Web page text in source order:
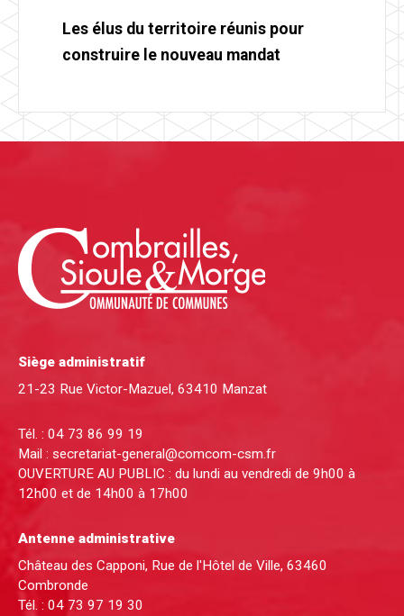
Les élus du territoire réunis pour
construire le nouveau mandat
Siège administratif
21-23 Rue Victor-Mazuel, 63410 Manzat
Tél. : 04 73 86 99 19
Mail : secretariat-general@comcom-csm.fr
OUVERTURE AU PUBLIC : du lundi au vendredi de 9h00 à
12h00 et de 14h00 à 17h00
Antenne administrative
Château des Capponi, Rue de l'Hôtel de Ville, 63460
Combronde
Tél. : 04 73 97 19 30